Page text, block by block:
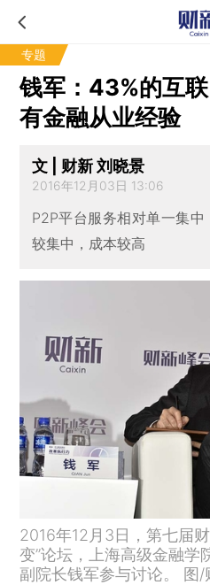
专题
钱军：43%的互
有金融从业经验
文 | 财新 刘晓景
2016年12月03日 13:06
P2P平台服务相对单一集
较集中，成本较高
2016年12月3日，第七届
变”论坛，上海高级金融学
副院长钱军参与讨论。 图